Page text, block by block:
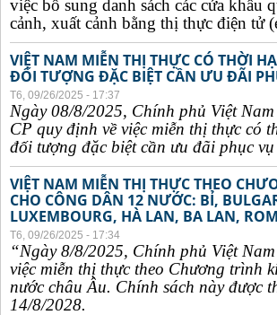
việc bổ sung danh sách các cửa khẩu
cảnh, xuất cảnh bằng thị thực điện tử
VIỆT NAM MIỄN THỊ THỰC CÓ THỜI
ĐỐI TƯỢNG ĐẶC BIỆT CẦN ƯU ĐÃI
T6, 09/26/2025 - 17:37
Ngày 08/8/2025, Chính phủ Việt
CP quy định về việc miễn thị thực có
đối tượng đặc biệt cần ưu đãi phục
VIỆT NAM MIỄN THỊ THỰC THEO
CHO CÔNG DÂN 12 NƯỚC: BỈ,
LUXEMBOURG, HÀ LAN, BA LAN,
T6, 09/26/2025 - 17:34
“Ngày 8/8/2025, Chính phủ Việt
việc miễn thị thực theo Chương trình
nước châu Âu. Chính sách này được
14/8/2028.